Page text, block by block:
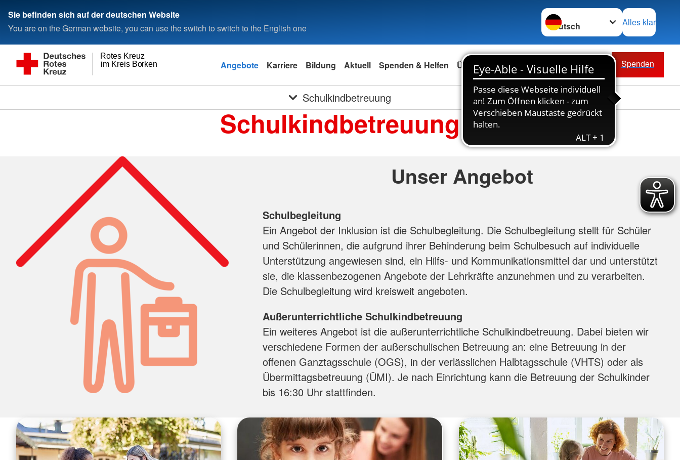
Sie befinden sich auf der deutschen Website
You are on the German website, you can use the switch to switch to the English one
Sprache wechseln zu
Alles klar
im Kreis Borken
Rotes Kreuz
Angebote Karriere Bildung Aktuell Spenden & Helfen Über uns Spenden
Schulkindbetreuung
Schulkindbetreuung
Unser Angebot
Schulbegleitung
Ein Angebot der Inklusion ist die Schulbegleitung. Die Schulbegleitung stellt für Schüler
und Schülerinnen, die aufgrund ihrer Behinderung beim Schulbesuch auf individuelle
Unterstützung angewiesen sind, ein Hilfs- und Kommunikationsmittel dar und unterstützt
sie, die klassenbezogenen Angebote der Lehrkräfte anzunehmen und zu verarbeiten.
Die Schulbegleitung wird kreisweit angeboten.
Außerunterrichtliche Schulkindbetreuung
Ein weiteres Angebot ist die außerunterrichtliche Schulkindbetreuung. Dabei bieten wir
verschiedene Formen der außerschulischen Betreuung an: eine Betreuung in der
offenen Ganztagsschule (OGS), in der verlässlichen Halbtagsschule (VHTS) oder als
Übermittagsbetreuung (ÜMI). Je nach Einrichtung kann die Betreuung der Schulkinder
bis 16:30 Uhr stattfinden.